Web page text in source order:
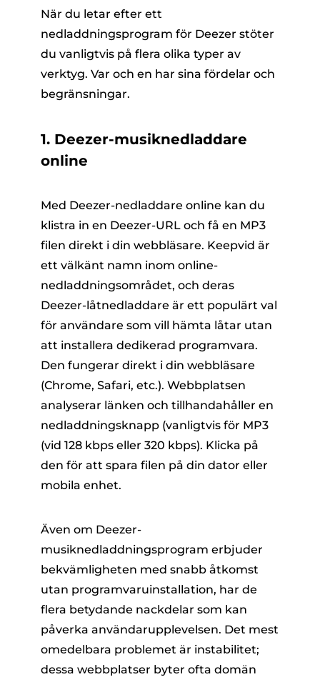
När du letar efter ett
nedladdningsprogram för Deezer stöter
du vanligtvis på flera olika typer av
verktyg. Var och en har sina fördelar och
begränsningar.
1. Deezer-musiknedladdare
online
Med Deezer-nedladdare online kan du
klistra in en Deezer-URL och få en MP3
filen direkt i din webbläsare. Keepvid är
ett välkänt namn inom online-
nedladdningsområdet, och deras
Deezer-låtnedladdare är ett populärt val
för användare som vill hämta låtar utan
att installera dedikerad programvara.
Den fungerar direkt i din webbläsare
(Chrome, Safari, etc.). Webbplatsen
analyserar länken och tillhandahåller en
nedladdningsknapp (vanligtvis för MP3
(vid 128 kbps eller 320 kbps). Klicka på
den för att spara filen på din dator eller
mobila enhet.
Även om Deezer-
musiknedladdningsprogram erbjuder
bekvämligheten med snabb åtkomst
utan programvaruinstallation, har de
flera betydande nackdelar som kan
påverka användarupplevelsen. Det mest
omedelbara problemet är instabilitet;
dessa webbplatser byter ofta domän